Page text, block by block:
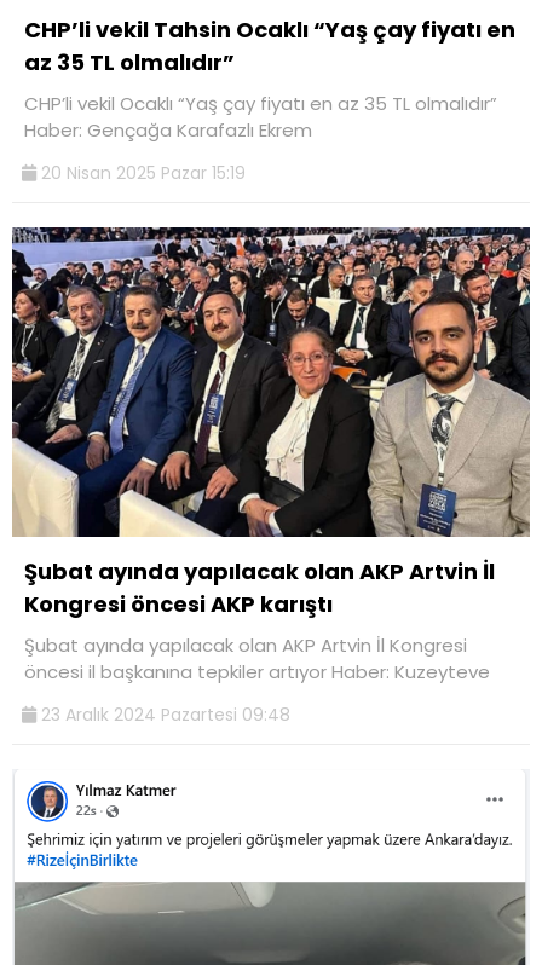
CHP’li vekil Tahsin Ocaklı “Yaş çay fiyatı en
az 35 TL olmalıdır”
CHP’li vekil Ocaklı “Yaş çay fiyatı en az 35 TL olmalıdır”
Haber: Gençağa Karafazlı Ekrem
20 Nisan 2025 Pazar 15:19
Şubat ayında yapılacak olan AKP Artvin İl
Kongresi öncesi AKP karıştı
Şubat ayında yapılacak olan AKP Artvin İl Kongresi
öncesi il başkanına tepkiler artıyor Haber: Kuzeyteve
23 Aralık 2024 Pazartesi 09:48